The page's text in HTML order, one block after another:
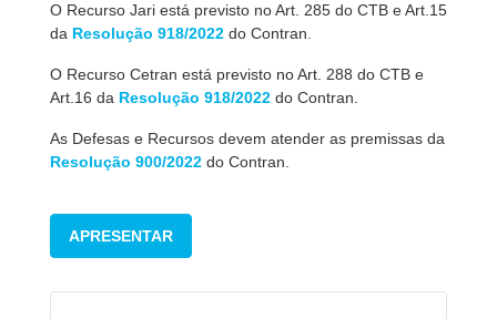
O Recurso Jari está previsto no Art. 285 do CTB e Art.15
da Resolução 918/2022 do Contran.
O Recurso Cetran está previsto no Art. 288 do CTB e
Art.16 da Resolução 918/2022 do Contran.
As Defesas e Recursos devem atender as premissas da
Resolução 900/2022 do Contran.
APRESENTAR